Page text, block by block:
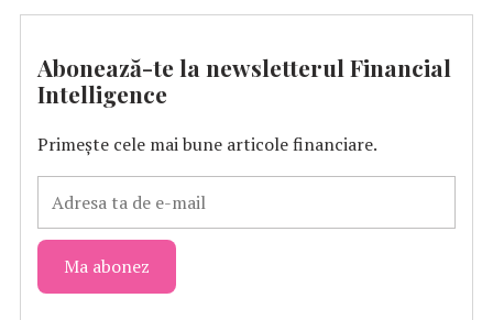
Abonează-te la newsletterul Financial
Intelligence
Primește cele mai bune articole financiare.